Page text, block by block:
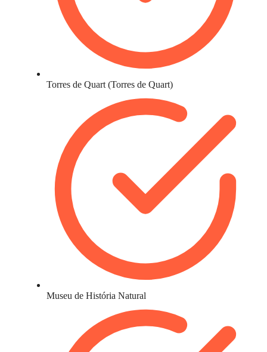
Torres de Quart (Torres de Quart)
Museu de História Natural